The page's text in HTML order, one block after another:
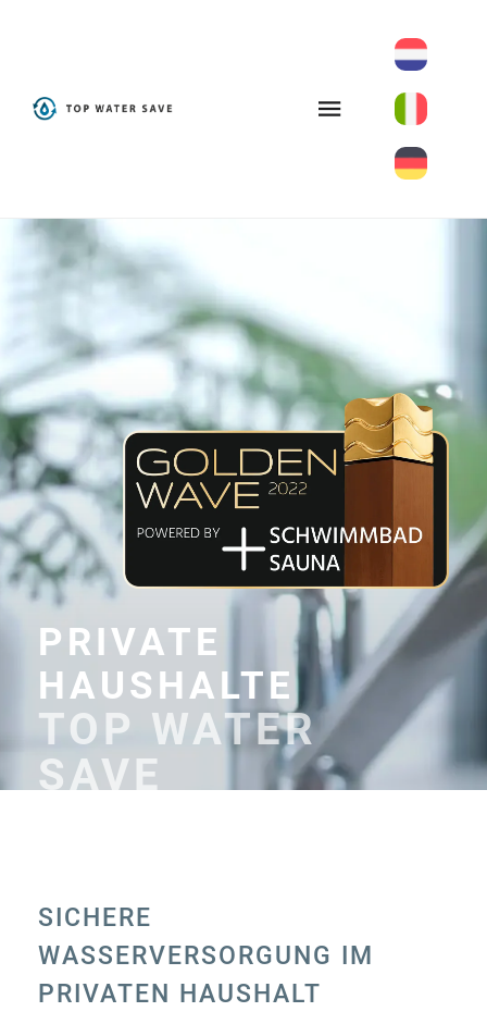
PRIVATE
HAUSHALTE
TOP WATER
SAVE
SICHERE
WASSERVERSORGUNG IM
PRIVATEN HAUSHALT